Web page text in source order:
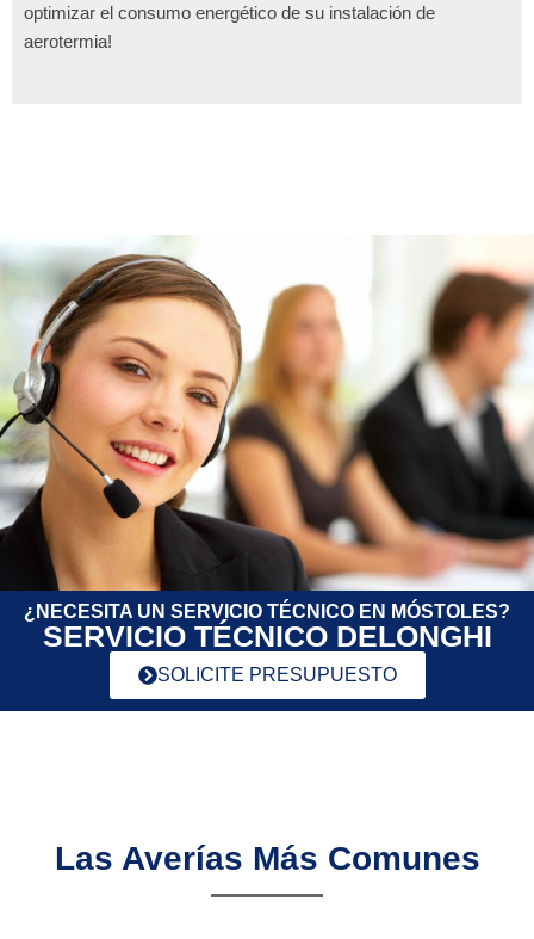
optimizar el consumo energético de su instalación de
aerotermia!
¿NECESITA UN SERVICIO TÉCNICO EN MÓSTOLES?
SERVICIO TÉCNICO DELONGHI
SOLICITE PRESUPUESTO
Las Averías Más Comunes